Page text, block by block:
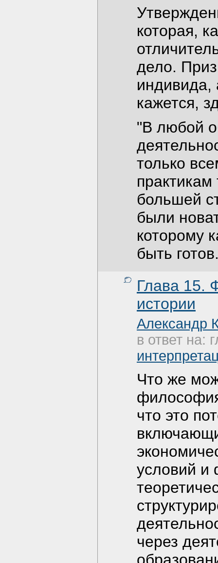
которая,
дело.
кажется,
"В любой
только
большей
были
которому
быть
Глава 15.
истории
Александр
в ответ на:
Что же
что это
условий и
через